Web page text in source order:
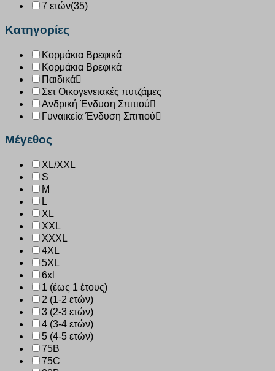
7 ετών(35)
Κατηγορίες
Κορμάκια Βρεφικά
Κορμάκια Βρεφικά
Παιδικά
Σετ Οικογενειακές πυτζάμες
Ανδρική Ένδυση Σπιτιού
Γυναικεία Ένδυση Σπιτιού
Μέγεθος
XL/XXL
S
M
L
XL
XXL
XXXL
4XL
5XL
6xl
1 (έως 1 έτους)
2 (1-2 ετών)
3 (2-3 ετών)
4 (3-4 ετών)
5 (4-5 ετών)
75B
75C